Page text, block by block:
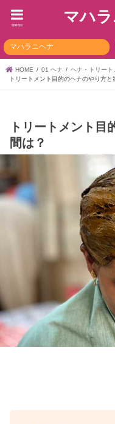
マハ
menu
マハラニヘナ
HOME 01 ヘナ
ヘナ・トリート
トリートメント目的のヘナのやり方と
トリートメント目
間は？